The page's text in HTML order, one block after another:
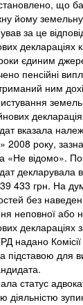
що
йому
за це
деклараціях
єдиним
пенсійні
ним
вказала
2008 року,
«Не відомо».
декларувала
433 грн. На
без
неповної або
деклараціях
надано
підставою для
статус
діяльністю